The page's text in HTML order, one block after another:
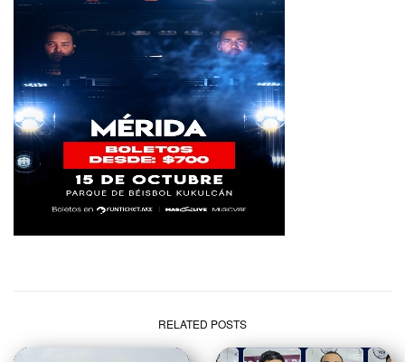
RELATED POSTS